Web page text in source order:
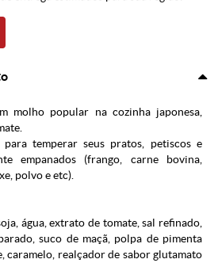
molho popular na cozinha japonesa,
para temperar seus pratos, petiscos e
empanados (frango, carne bovina,
polvo e etc).
água, extrato de tomate, sal refinado,
suco de maçã, polpa de pimenta
caramelo, realçador de sabor glutamato